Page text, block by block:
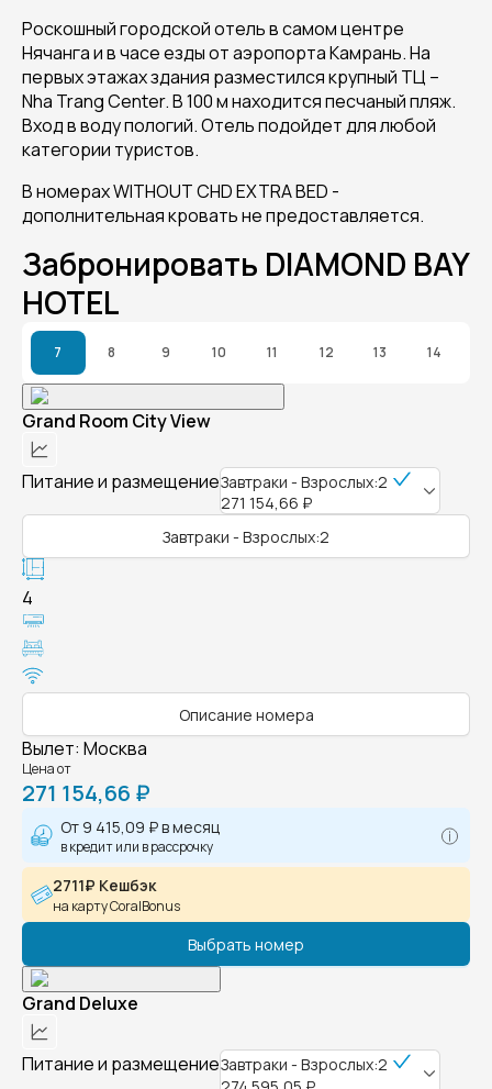
Роскошный городской отель в самом центре
Нячанга и в часе езды от аэропорта Камрань. На
первых этажах здания разместился крупный ТЦ –
Nha Trang Center. В 100 м находится песчаный пляж.
Вход в воду пологий. Отель подойдет для любой
категории туристов.
В номерах WITHOUT CHD EXTRA BED -
дополнительная кровать не предоставляется.
Забронировать DIAMOND BAY
HOTEL
7 8 9 10 11 12 13 14
Grand Room City View
Питание и размещениеЗавтраки - Взрослых:2
271 154,66 ₽
Завтраки - Взрослых:2
4
Описание номера
Вылет: Москва
Цена от
271 154,66 ₽
От 9 415,09 ₽в месяц
в кредит или в рассрочку
2711₽ Кешбэк
на карту CoralBonus
Выбрать номер
Grand Deluxe
Питание и размещениеЗавтраки - Взрослых:2